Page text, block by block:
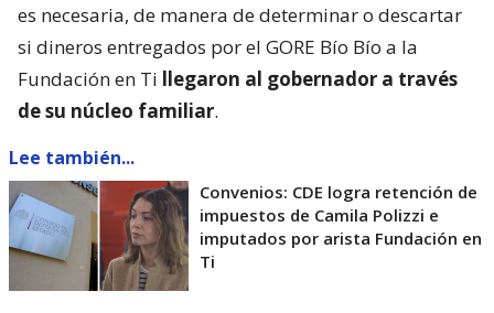
es necesaria, de manera de determinar o descartar
si dineros entregados por el GORE Bío Bío a la
Fundación en Ti llegaron al gobernador a través
de su núcleo familiar.
Lee también...
Convenios: CDE logra retención de
impuestos de Camila Polizzi e
imputados por arista Fundación en
Ti